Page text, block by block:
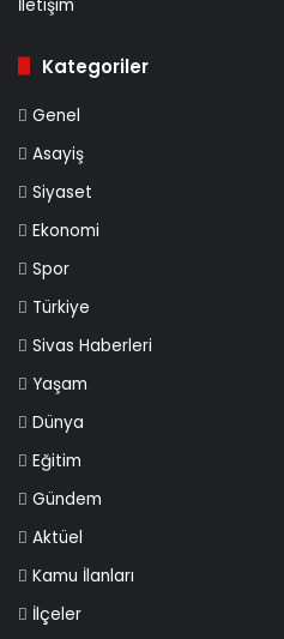
İletişim
Kategoriler
Genel
Asayiş
Siyaset
Ekonomi
Spor
Türkiye
Sivas Haberleri
Yaşam
Dünya
Eğitim
Gündem
Aktüel
Kamu İlanları
İlçeler